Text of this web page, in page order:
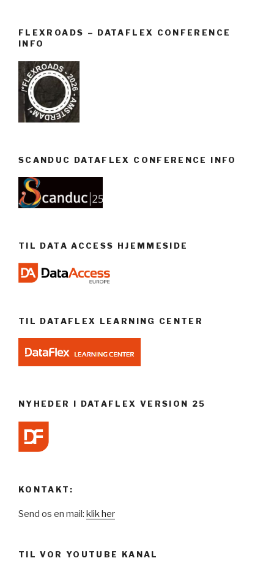
FLEXROADS – DATAFLEX CONFERENCE
INFO
SCANDUC DATAFLEX CONFERENCE INFO
TIL DATA ACCESS HJEMMESIDE
TIL DATAFLEX LEARNING CENTER
NYHEDER I DATAFLEX VERSION 25
KONTAKT:
Send os en mail: klik her
TIL VOR YOUTUBE KANAL